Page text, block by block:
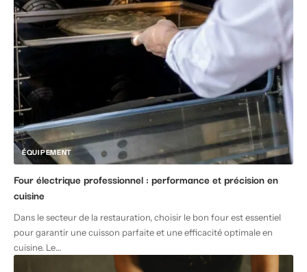
ÉQUIPEMENT
Four électrique professionnel : performance et précision en
cuisine
Dans le secteur de la restauration, choisir le bon four est essentiel
pour garantir une cuisson parfaite et une efficacité optimale en
cuisine. Le…